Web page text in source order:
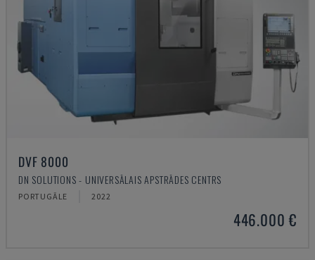
DVF 8000
DN SOLUTIONS - UNIVERSĀLAIS APSTRĀDES CENTRS
PORTUGĀLE 2022
446.000 €